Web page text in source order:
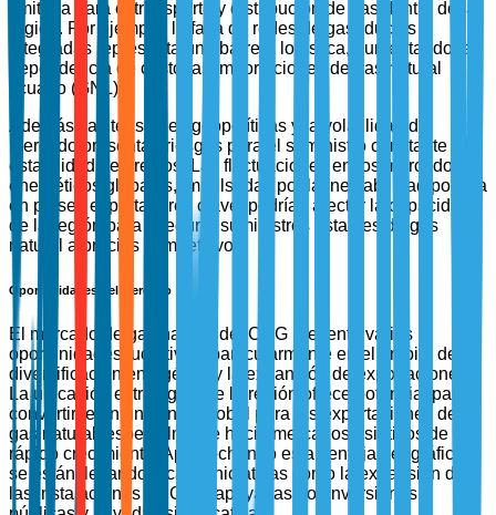
limitada para el transporte y distribución de gas dentro de la
región. Por ejemplo, la falta de redes de gasoductos
integradas representa una barrera logística, aumentando la
dependencia de costosas importaciones de gas natural
licuado (GNL).
Además, las tensiones geopolíticas y la volatilidad del
mercado presentan riesgos para el suministro constante y la
estabilidad de precios. Las fluctuaciones en los mercados
energéticos globales, impulsadas por la inestabilidad política
en países exportadores clave, podrían afectar la capacidad
de la región para asegurar suministros estables de gas
natural a precios competitivos.
Oportunidades del Mercado
El mercado de gas natural del CCG presenta varias
oportunidades lucrativas, particularmente en el ámbito de la
diversificación energética y la expansión de exportaciones.
La ubicación estratégica de la región ofrece potencial para
convertirse en un centro global para las exportaciones de
gas natural, especialmente hacia mercados asiáticos de
rápido crecimiento. Aprovechando esta ventaja geográfica,
se están llevando a cabo iniciativas como la expansión de
las instalaciones de GNL, apoyadas por inversiones